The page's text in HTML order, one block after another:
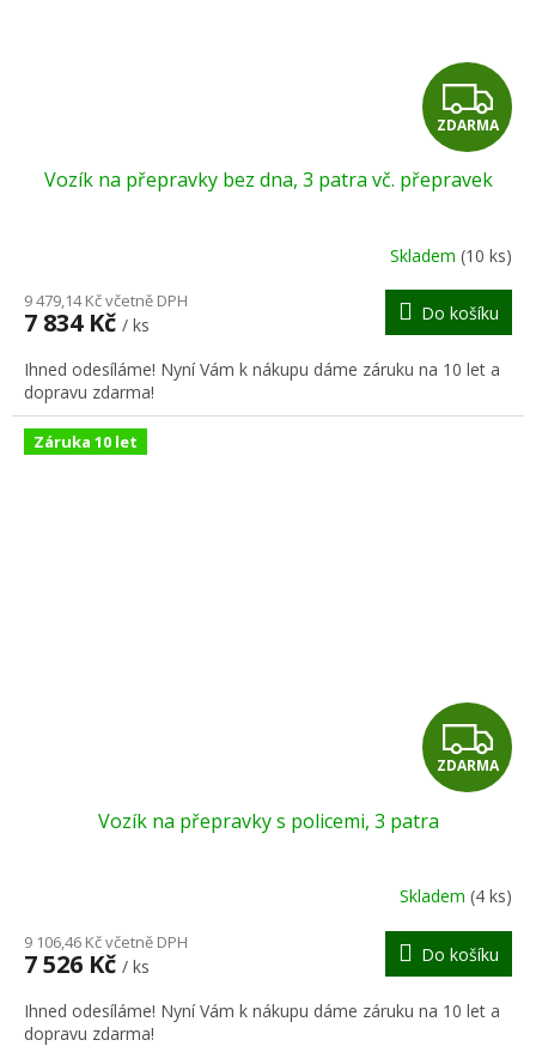
Z
D
A
R
M
A
ZDARMA
Vozík na přepravky bez dna, 3 patra vč. přepravek
Skladem (10 ks)
9 479,14 Kč včetně DPH
7 834 Kč / ks
Do košíku
Ihned odesíláme! Nyní Vám k nákupu dáme záruku na 10 let a
dopravu zdarma!
Záruka 10 let
Z
D
R
M
A
ZDARMA
Vozík na přepravky s policemi, 3 patra
Skladem (4 ks)
9 106,46 Kč včetně DPH
7 526 Kč / ks
Do košíku
Ihned odesíláme! Nyní Vám k nákupu dáme záruku na 10 let a
dopravu zdarma!